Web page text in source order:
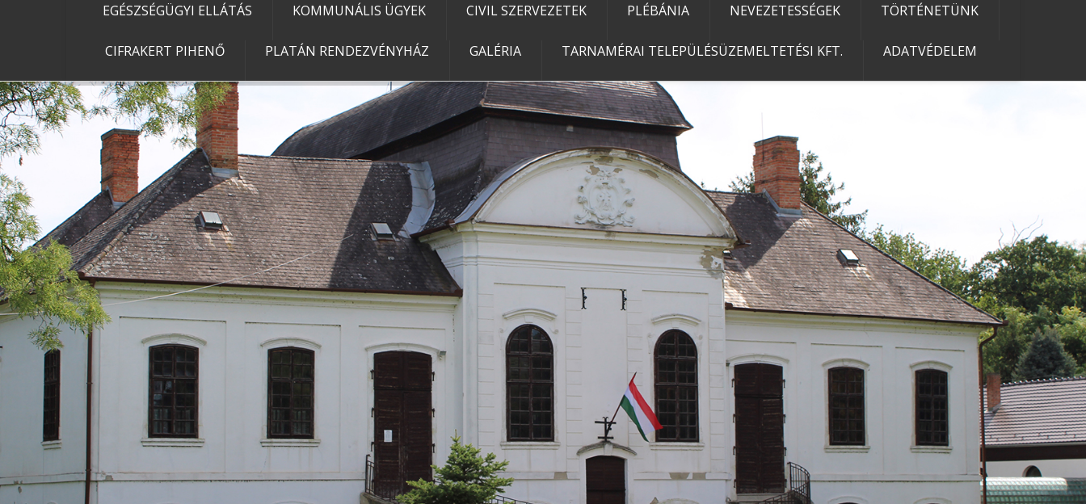
EGÉSZSÉGÜGYI ELLÁTÁS KOMMUNÁLIS ÜGYEK CIVIL SZERVEZETEK PLÉBÁNIA NEVEZETESSÉGEK TÖRTÉNETÜNK
CIFRAKERT PIHENŐ PLATÁN RENDEZVÉNYHÁZ GALÉRIA TARNAMÉRAI TELEPÜLÉSÜZEMELTETÉSI KFT. ADATVÉDELEM